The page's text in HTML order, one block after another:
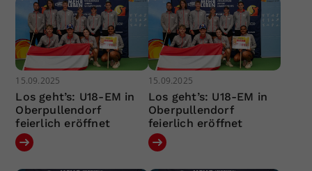
15.09.2025
Los geht’s: U18-EM in
Oberpullendorf
feierlich eröffnet
15.09.2025
Los geht’s: U18-EM in
Oberpullendorf
feierlich eröffnet